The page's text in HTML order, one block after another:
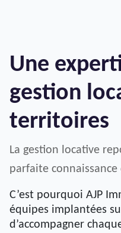
Une
gestion
territoires
La gestion locative
parfaite
C’est pourquoi AJP
équipes implantées
d’accompagner